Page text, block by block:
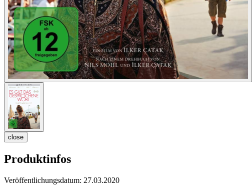
close
Produktinfos
Veröffentlichungsdatum: 27.03.2020